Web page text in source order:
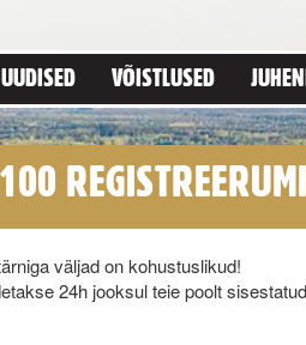
UUDISED VÕISTLUSED
väljad on kohustuslikud!
24h jooksul teie poolt